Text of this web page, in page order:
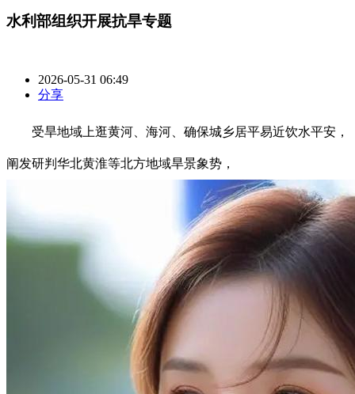
水利部组织开展抗旱专题
2026-05-31 06:49
分享
受旱地域上逛黄河、海河、确保城乡居平易近饮水平安，
阐发研判华北黄淮等北方地域旱景象势，